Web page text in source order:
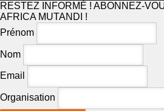
RESTEZ INFORMÉ ! ABONNEZ-
AFRICA MUTANDI !
Prénom
Nom
Email
Organisation